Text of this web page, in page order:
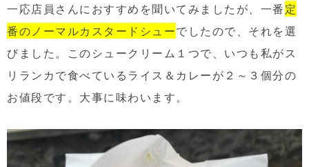
一応店員さんにおすすめを聞いてみましたが、一番定
番のノーマルカスタードシューでしたので、それを選
びました。このシュークリーム１つで、いつも私がス
リランカで食べているライス＆カレーが２～３個分の
お値段です。大事に味わいます。